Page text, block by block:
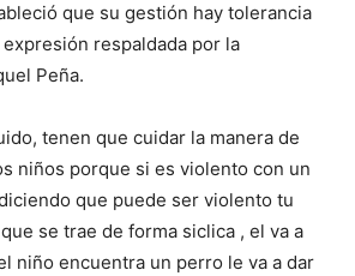
que su gestión hay tolerancia
respaldada por la
Peña.
tenen que cuidar la manera de
niños porque si es violento con un
que puede ser violento tu
se trae de forma siclica , el va a
niño encuentra un perro le va a dar